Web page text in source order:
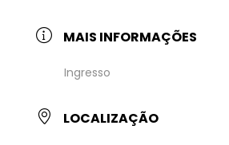
MAIS INFORMAÇÕES
Ingresso
LOCALIZAÇÃO